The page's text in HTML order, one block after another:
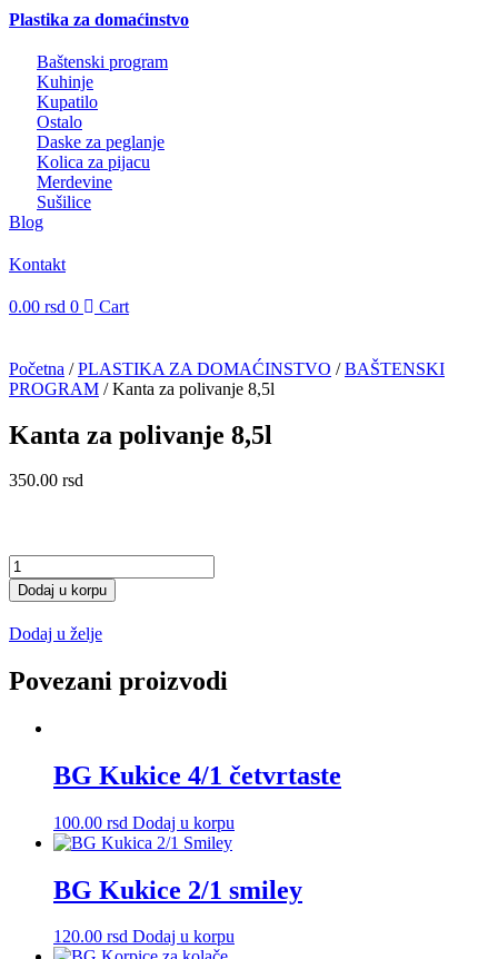
Plastika za domaćinstvo
Baštenski program
Kuhinje
Kupatilo
Ostalo
Daske za peglanje
Kolica za pijacu
Merdevine
Sušilice
Blog
Kontakt
0.00 rsd 0 Cart
Početna /PLASTIKA ZA DOMAĆINSTVO /BAŠTENSKI
PROGRAM / Kanta za polivanje 8,5l
Kanta za polivanje 8,5l
350.00 rsd
Kanta
za
polivanje
8,5l
količina
Dodaj u korpu
Dodaj u želje
Povezani proizvodi
BG Kukice 4/1 četvrtaste
100.00 rsd Dodaj u korpu
BG Kukice 2/1 smiley
120.00 rsd Dodaj u korpu